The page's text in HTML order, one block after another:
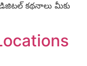
కథనాలు మీకు